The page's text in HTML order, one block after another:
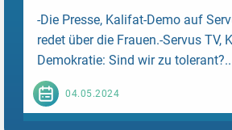
-Die Presse, Kalifat-Demo auf
redet über die Frauen.-Servus TV,
Demokratie: Sind wir zu
04.05.2024